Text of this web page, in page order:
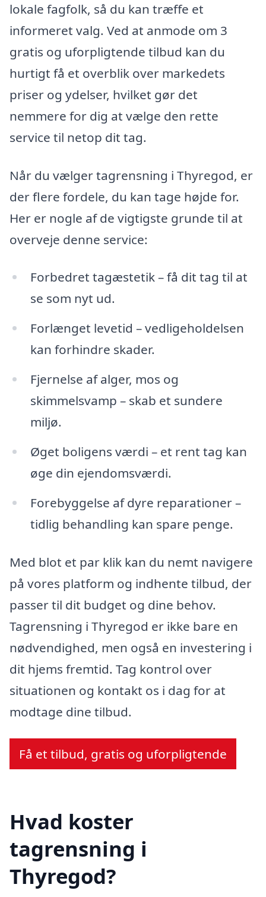
lokale fagfolk, så du kan træffe et
informeret valg. Ved at anmode om 3
gratis og uforpligtende tilbud kan du
hurtigt få et overblik over markedets
priser og ydelser, hvilket gør det
nemmere for dig at vælge den rette
service til netop dit tag.
Når du vælger tagrensning i Thyregod, er
der flere fordele, du kan tage højde for.
Her er nogle af de vigtigste grunde til at
overveje denne service:
Forbedret tagæstetik – få dit tag til at
se som nyt ud.
Forlænget levetid – vedligeholdelsen
kan forhindre skader.
Fjernelse af alger, mos og
skimmelsvamp – skab et sundere
miljø.
Øget boligens værdi – et rent tag kan
øge din ejendomsværdi.
Forebyggelse af dyre reparationer –
tidlig behandling kan spare penge.
Med blot et par klik kan du nemt navigere
på vores platform og indhente tilbud, der
passer til dit budget og dine behov.
Tagrensning i Thyregod er ikke bare en
nødvendighed, men også en investering i
dit hjems fremtid. Tag kontrol over
situationen og kontakt os i dag for at
modtage dine tilbud.
Få et tilbud, gratis og uforpligtende
Hvad koster
tagrensning i
Thyregod?